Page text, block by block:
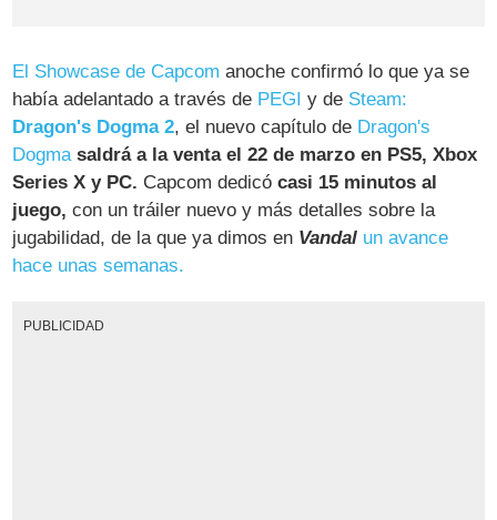
El Showcase de Capcom anoche confirmó lo que ya se
había adelantado a través de PEGI y de Steam:
Dragon's Dogma 2, el nuevo capítulo de Dragon's
Dogma saldrá a la venta el 22 de marzo en PS5, Xbox
Series X y PC. Capcom dedicócasi 15 minutos al
juego, con un tráiler nuevo y más detalles sobre la
jugabilidad, de la que ya dimos en Vandal un avance
hace unas semanas.
PUBLICIDAD